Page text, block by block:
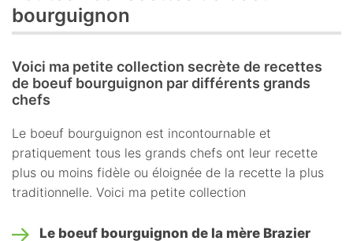
bourguignon
Voici ma petite collection secrète de recettes
de boeuf bourguignon par différents grands
chefs
Le boeuf bourguignon est incontournable et
pratiquement tous les grands chefs ont leur recette
plus ou moins fidèle ou éloignée de la recette la plus
traditionnelle. Voici ma petite collection
Le boeuf bourguignon de la mère Brazier